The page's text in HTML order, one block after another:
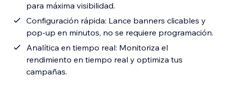
para máxima visibilidad.
Configuración rápida: Lance banners clicables y
pop-up en minutos, no se requiere programación.
Analítica en tiempo real: Monitoriza el
rendimiento en tiempo real y optimiza tus
campañas.